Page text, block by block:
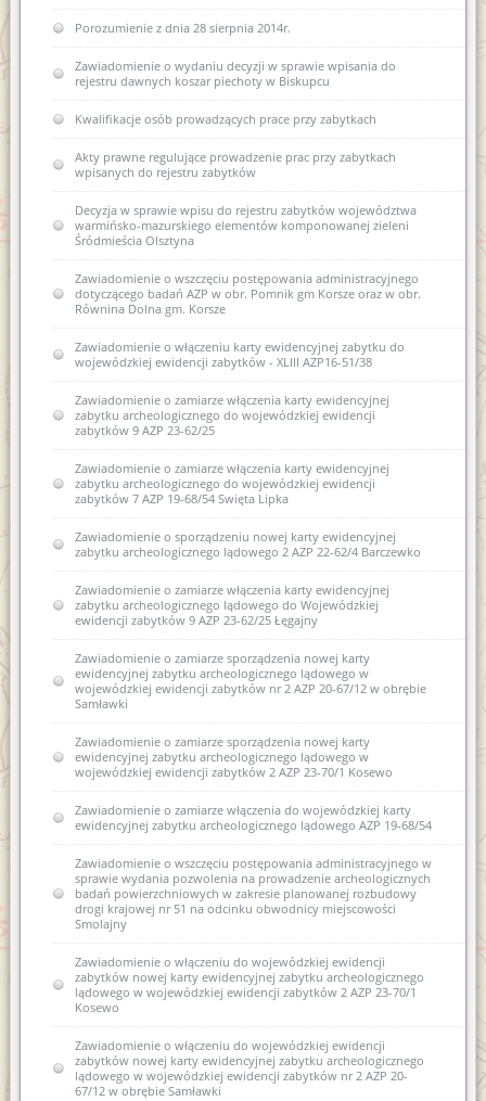
Rozporządzenie w sprawie oraganizacji wojewódzkich urzędów
ochrony zabytków (Dz.U. z 2004r. nr 75 poz 706)
USTAWA z dnia 29 stycznia 2004 r Prawo zamówień publicznych
(Dz. U. Nr 113, poz. 759 ze zm.)
USTAWA z dnia 7 lipca 1994 r. Prawo budowlane (Dz. U. Nr 89,
poz. 414 ze zm.)
Współczesne metody konserwacji budownictwa
zabytkowego - termomodernizacja
Porozumienie z dnia 28 sierpnia 2014r.
Zawiadomienie o wydaniu decyzji w sprawie wpisania do
rejestru dawnych koszar piechoty w Biskupcu
Kwalifikacje osób prowadzących prace przy zabytkach
Akty prawne regulujące prowadzenie prac przy zabytkach
wpisanych do rejestru zabytków
Decyzja w sprawie wpisu do rejestru zabytków województwa
warmińsko-mazurskiego elementów komponowanej zieleni
Śródmieścia Olsztyna
Zawiadomienie o wszczęciu postępowania administracyjnego
dotyczącego badań AZP w obr. Pomnik gm Korsze oraz w obr.
Równina Dolna gm. Korsze
Zawiadomienie o włączeniu karty ewidencyjnej zabytku do
wojewódzkiej ewidencji zabytków - XLIII AZP16-51/38
Zawiadomienie o zamiarze włączenia karty ewidencyjnej
zabytku archeologicznego do wojewódzkiej ewidencji
zabytków 9 AZP 23-62/25
Zawiadomienie o zamiarze włączenia karty ewidencyjnej
zabytku archeologicznego do wojewódzkiej ewidencji
zabytków 7 AZP 19-68/54 Swięta Lipka
Zawiadomienie o sporządzeniu nowej karty ewidencyjnej
zabytku archeologicznego lądowego 2 AZP 22-62/4 Barczewko
Zawiadomienie o zamiarze włączenia karty ewidencyjnej
zabytku archeologicznego lądowego do Wojewódzkiej
ewidencji zabytków 9 AZP 23-62/25 Łęgajny
Zawiadomienie o zamiarze sporządzenia nowej karty
ewidencyjnej zabytku archeologicznego lądowego w
wojewódzkiej ewidencji zabytków nr 2 AZP 20-67/12 w obrębie
Samławki
Zawiadomienie o zamiarze sporządzenia nowej karty
ewidencyjnej zabytku archeologicznego lądowego w
wojewódzkiej ewidencji zabytków 2 AZP 23-70/1 Kosewo
Zawiadomienie o zamiarze włączenia do wojewódzkiej karty
ewidencyjnej zabytku archeologicznego lądowego AZP 19-68/54
Zawiadomienie o wszczęciu postępowania administracyjnego w
sprawie wydania pozwolenia na prowadzenie archeologicznych
badań powierzchniowych w zakresie planowanej rozbudowy
drogi krajowej nr 51 na odcinku obwodnicy miejscowości
Smolajny
Zawiadomienie o włączeniu do wojewódzkiej ewidencji
zabytków nowej karty ewidencyjnej zabytku archeologicznego
lądowego w wojewódzkiej ewidencji zabytków 2 AZP 23-70/1
Kosewo
Zawiadomienie o włączeniu do wojewódzkiej ewidencji
zabytków nowej karty ewidencyjnej zabytku archeologicznego
lądowego w wojewódzkiej ewidencji zabytków nr 2 AZP 20-
67/12 w obrębie Samławki